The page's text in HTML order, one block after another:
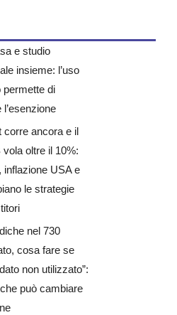
e studio
insieme: l’uso
permette di
corre ancora e il
vola oltre il 10%:
inflazione USA e
le strategie
nel 730
cosa fare se
non utilizzato”:
può cambiare